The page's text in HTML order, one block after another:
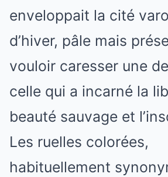
enveloppait la cité
d’hiver, pâle mais
vouloir caresser une
celle qui a incarné la
beauté sauvage et
Les ruelles colorées,
habituellement